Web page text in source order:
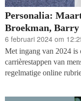
Personalia:
Broekman, Barry
6 februari 2024 om
Met ingang van 2024 is
carrièrestappen van
regelmatige online
(Leprastichting) en